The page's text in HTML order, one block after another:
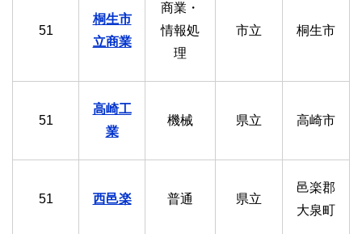
51
桐生市
立商業
商業・
情報処
理
市立 桐生市
51
高崎工
業
機械 県立 高崎市
51 西邑楽 普通 県立
邑楽郡
大泉町